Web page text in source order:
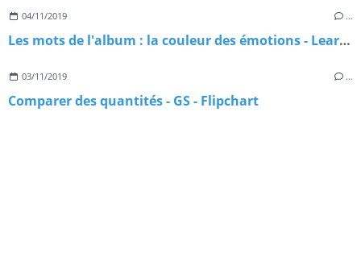
04/11/2019 …
Les mots de l'album : la couleur des émotions - Learningapps
03/11/2019 …
Comparer des quantités - GS - Flipchart